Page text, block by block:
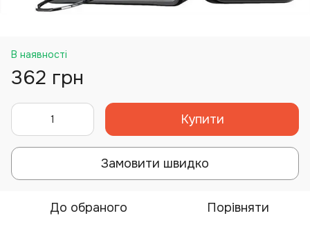
В наявності
362 грн
Купити
Замовити швидко
До обраного Порівняти